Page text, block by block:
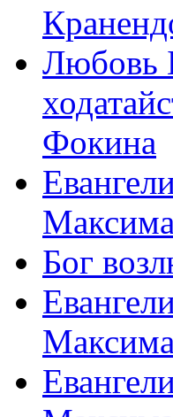
Любовь
Фокина
Бог